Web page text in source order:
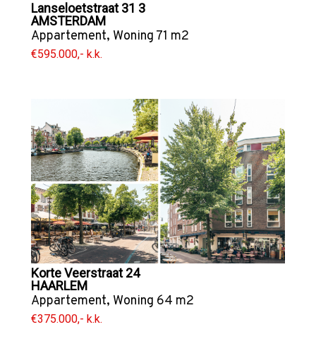
Lanseloetstraat 31 3
AMSTERDAM
Appartement, Woning 71 m2
€595.000,- k.k.
Korte Veerstraat 24
HAARLEM
Appartement, Woning 64 m2
€375.000,- k.k.